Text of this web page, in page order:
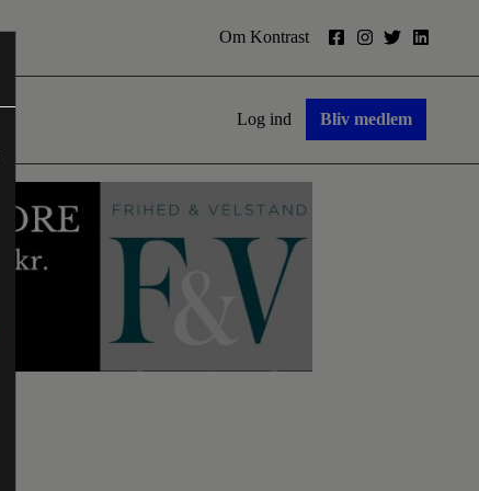
Om Kontrast
Log ind Bliv medlem